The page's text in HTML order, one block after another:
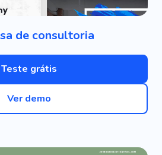
de consultoria
Teste grátis
Ver demo